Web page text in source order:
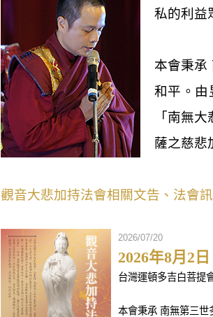
私的利益
本會秉承
和平。由
「南無
薩之慈悲
觀音大悲加持法會相關文告、法會
2026/07/20
2026年8月2
台灣運頓多吉白菩提
本會秉承 南無第三世